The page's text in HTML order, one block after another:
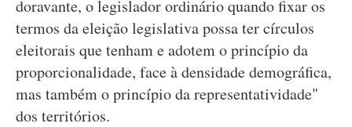
doravante, o legislador ordinário quando fixar os
termos da eleição legislativa possa ter círculos
eleitorais que tenham e adotem o princípio da
proporcionalidade, face à densidade demográfica,
mas também o princípio da representatividade"
dos territórios.